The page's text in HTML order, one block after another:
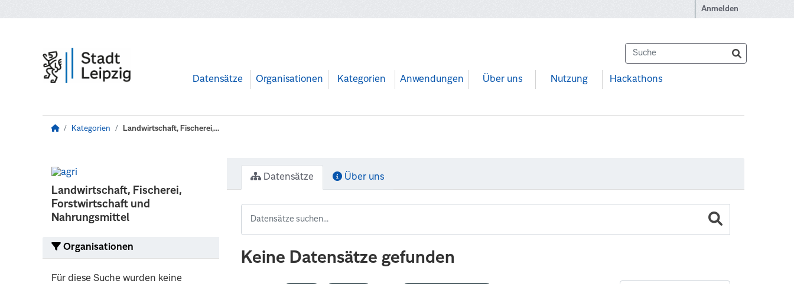
Anmelden
Datensätze Organisationen Kategorien Anwendungen Über uns Nutzung Hackathons
Kategorien Landwirtschaft, Fischerei,...
Landwirtschaft, Fischerei,
Forstwirtschaft und
Nahrungsmittel
Organisationen
Für diese Suche wurden keine
Datensätze Über uns
Keine Datensätze gefunden